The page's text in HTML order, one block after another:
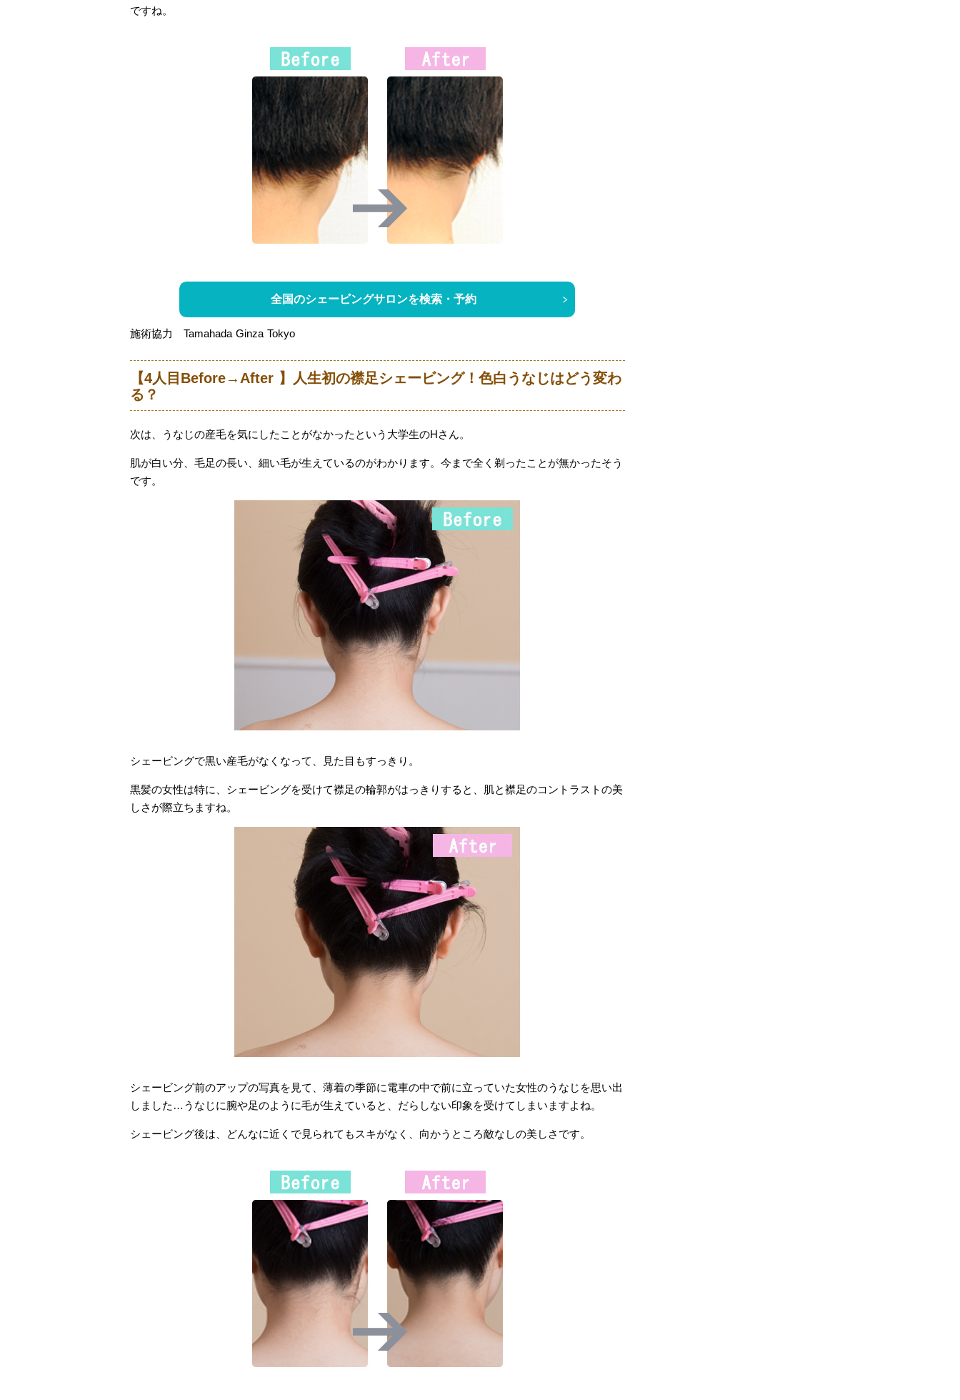
ですね。
全国のシェービングサロンを検索・予約
施術協力 Tamahada Ginza Tokyo
【4人目Before→After 】人生初の襟足シェービング！色白うなじはどう変わ
る？
次は、うなじの産毛を気にしたことがなかったという大学生のHさん。
肌が白い分、毛足の長い、細い毛が生えているのがわかります。今まで全く剃ったことが無かったそう
です。
シェービングで黒い産毛がなくなって、見た目もすっきり。
黒髪の女性は特に、シェービングを受けて襟足の輪郭がはっきりすると、肌と襟足のコントラストの美
しさが際立ちますね。
シェービング前のアップの写真を見て、薄着の季節に電車の中で前に立っていた女性のうなじを思い出
しました…うなじに腕や足のように毛が生えていると、だらしない印象を受けてしまいますよね。
シェービング後は、どんなに近くで見られてもスキがなく、向かうところ敵なしの美しさです。